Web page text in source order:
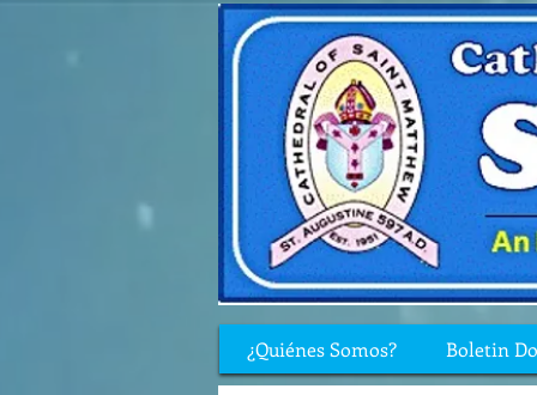
¿Quiénes Somos? Boletin